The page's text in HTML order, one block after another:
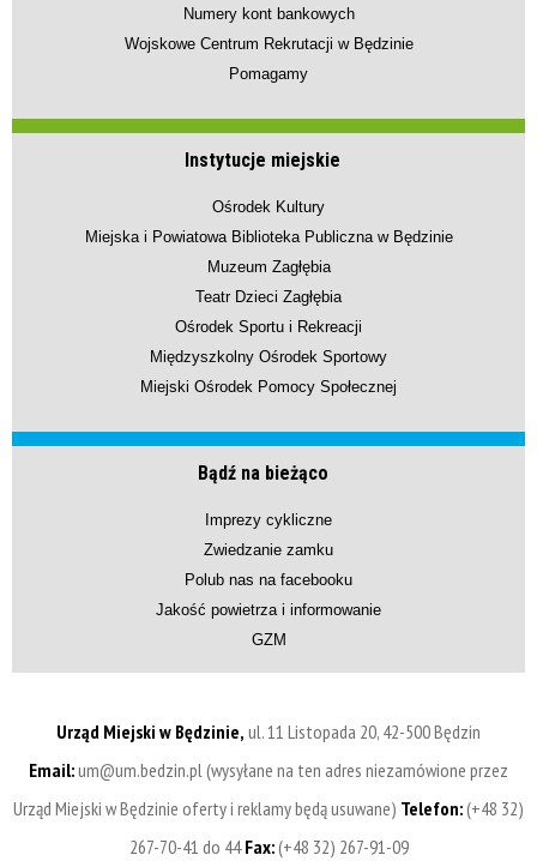
Numery kont bankowych
Wojskowe Centrum Rekrutacji w Będzinie
Pomagamy
Instytucje miejskie
Ośrodek Kultury
Miejska i Powiatowa Biblioteka Publiczna w Będzinie
Muzeum Zagłębia
Teatr Dzieci Zagłębia
Ośrodek Sportu i Rekreacji
Międzyszkolny Ośrodek Sportowy
Miejski Ośrodek Pomocy Społecznej
Bądź na bieżąco
Imprezy cykliczne
Zwiedzanie zamku
Polub nas na facebooku
Jakość powietrza i informowanie
GZM
Urząd Miejski w Będzinie, ul. 11 Listopada 20, 42-500 Będzin
Email:um@um.bedzin.pl (wysyłane na ten adres niezamówione przez
Urząd Miejski w Będzinie oferty i reklamy będą usuwane) Telefon:(+48 32)
267-70-41 do 44Fax:(+48 32) 267-91-09